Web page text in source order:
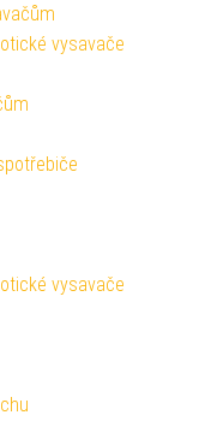
vysavače
vysavače